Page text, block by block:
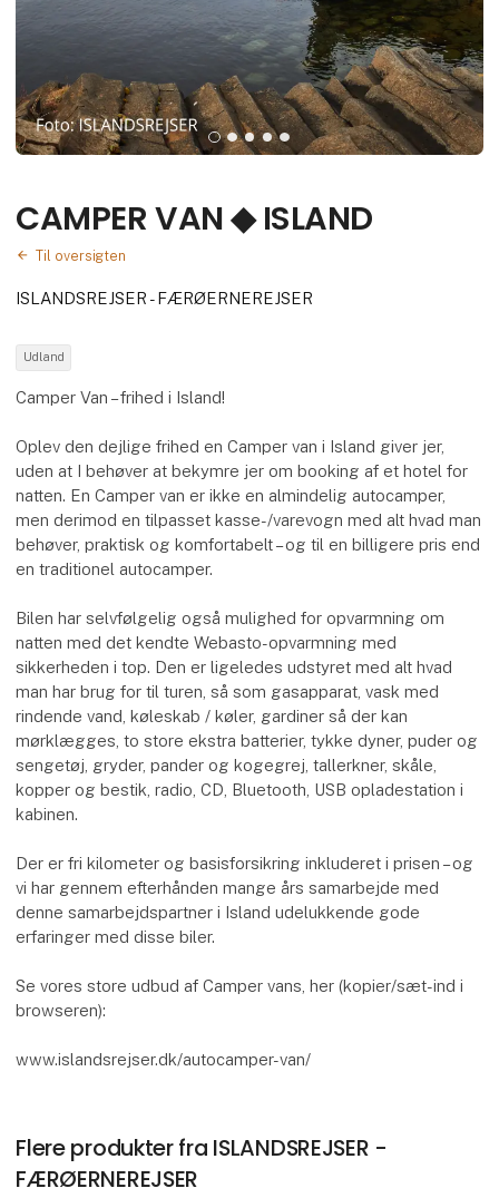
CAMPER VAN ◆ ISLAND
Til oversigten
ISLANDSREJSER - FÆRØERNEREJSER
Udland
Camper Van – frihed i Island!
Oplev den dejlige frihed en Camper van i Island giver jer,
uden at I behøver at bekymre jer om booking af et hotel for
natten. En Camper van er ikke en almindelig autocamper,
men derimod en tilpasset kasse-/varevogn med alt hvad man
behøver, praktisk og komfortabelt – og til en billigere pris end
en traditionel autocamper.
Bilen har selvfølgelig også mulighed for opvarmning om
natten med det kendte Webasto-opvarmning med
sikkerheden i top. Den er ligeledes udstyret med alt hvad
man har brug for til turen, så som gasapparat, vask med
rindende vand, køleskab / køler, gardiner så der kan
mørklægges, to store ekstra batterier, tykke dyner, puder og
sengetøj, gryder, pander og kogegrej, tallerkner, skåle,
kopper og bestik, radio, CD, Bluetooth, USB opladestation i
kabinen.
Der er fri kilometer og basisforsikring inkluderet i prisen – og
vi har gennem efterhånden mange års samarbejde med
denne samarbejdspartner i Island udelukkende gode
erfaringer med disse biler.
Se vores store udbud af Camper vans, her (kopier/sæt-ind i
browseren):
www.islandsrejser.dk/autocamper-van/
Flere produkter fra ISLANDSREJSER -
FÆRØERNEREJSER